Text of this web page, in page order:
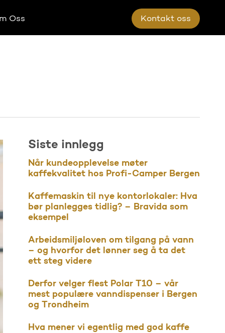
Oss Kontakt oss
Siste innlegg
Når kundeopplevelse møter
kaffekvalitet hos Profi-Camper Bergen
Kaffemaskin til nye kontorlokaler: Hva
bør planlegges tidlig? – Bravida som
eksempel
Arbeidsmiljøloven om tilgang på vann
– og hvorfor det lønner seg å ta det
ett steg videre
Derfor velger flest Polar T10 – vår
mest populære vanndispenser i Bergen
og Trondheim
Hva mener vi egentlig med god kaffe